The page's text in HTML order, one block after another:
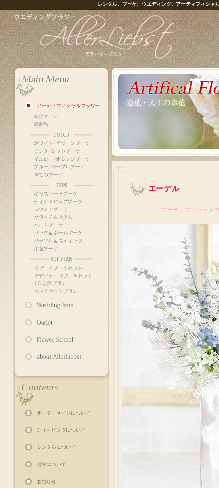
レンタル、ブーケ、ウエディング、アーティフィシャ
エーデル
アーティフィシャル